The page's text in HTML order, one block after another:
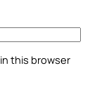
this browser